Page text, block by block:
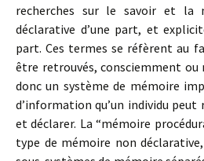
recherches sur le savoir et la
déclarative d’une part, et
part. Ces termes se réfèrent au
être retrouvés, consciemment ou
donc un système de mémoire
d’information qu’un individu
et déclarer. La “mémoire
type de mémoire non